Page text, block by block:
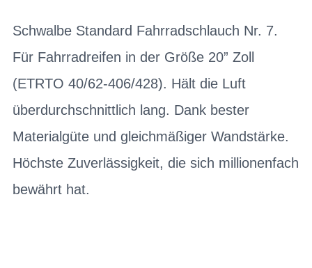
Schwalbe Standard Fahrradschlauch Nr. 7.
Für Fahrradreifen in der Größe 20” Zoll
(ETRTO 40/62-406/428). Hält die Luft
überdurchschnittlich lang. Dank bester
Materialgüte und gleichmäßiger Wandstärke.
Höchste Zuverlässigkeit, die sich millionenfach
bewährt hat.